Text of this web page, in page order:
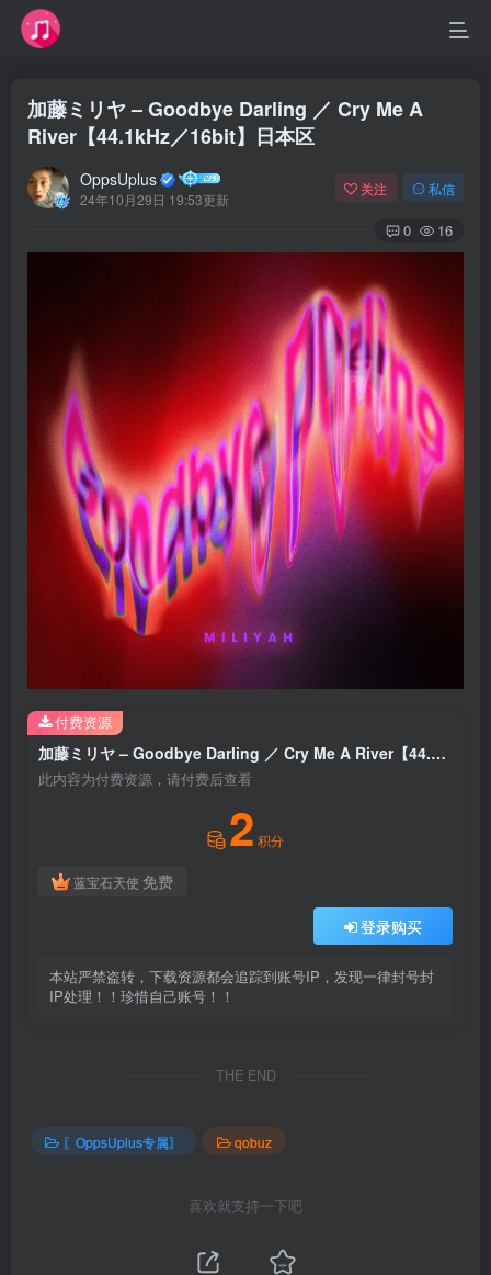
加藤ミリヤ – Goodbye Darling ／ Cry Me A
River【44.1kHz／16bit】日本区
OppsUplus
24年10月29日 19:53更新
关注 私信
0 16
加藤ミリヤ – Goodbye Darling ／ Cry Me A River【44.1kHz／16bit】日本区
此内容为付费资源，请付费后查看
2 积分
蓝宝石天使 免费
登录购买
本站严禁盗转，下载资源都会追踪到账号IP，发现一律封号封
IP处理！！珍惜自己账号！！
付费资源
THE END
〖OppsUplus专属〗 qobuz
喜欢就支持一下吧